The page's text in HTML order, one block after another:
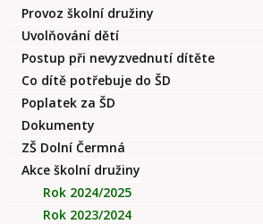
Provoz školní družiny
Uvolňování dětí
Postup při nevyzvednutí dítěte
Co dítě potřebuje do ŠD
Poplatek za ŠD
Dokumenty
ZŠ Dolní Čermná
Akce školní družiny
Rok 2024/2025
Rok 2023/2024